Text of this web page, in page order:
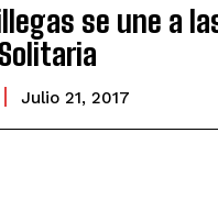
se une a
Julio 21, 2017